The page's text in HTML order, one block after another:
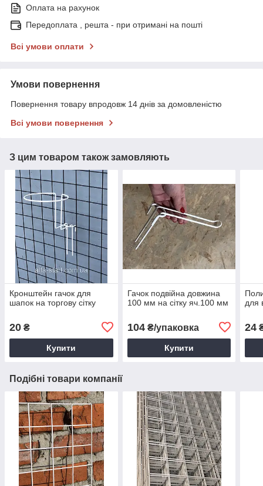
Оплата на рахунок
Передоплата , решта - при отримані на пошті
Всі умови оплати
Умови повернення
Повернення товару впродовж 14 днів за домовленістю
Всі умови повернення
З цим товаром також замовляють
Кронштейн гачок для
шапок на торгову сітку
20 ₴
Купити
Гачок подвійна довжина
100 мм на сітку яч.100 мм
104₴/упаковка
Купити
для
24
Подібні товари компанії